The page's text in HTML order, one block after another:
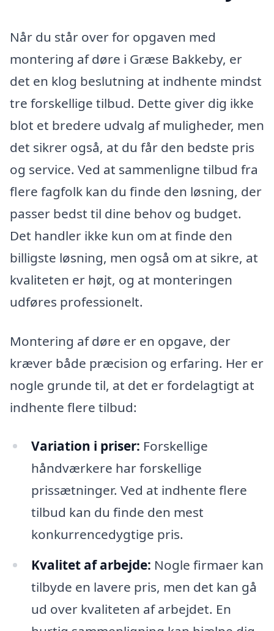
Når du står over for opgaven med
montering af døre i Græse Bakkeby, er
det en klog beslutning at indhente mindst
tre forskellige tilbud. Dette giver dig ikke
blot et bredere udvalg af muligheder, men
det sikrer også, at du får den bedste pris
og service. Ved at sammenligne tilbud fra
flere fagfolk kan du finde den løsning, der
passer bedst til dine behov og budget.
Det handler ikke kun om at finde den
billigste løsning, men også om at sikre, at
kvaliteten er højt, og at monteringen
udføres professionelt.
Montering af døre er en opgave, der
kræver både præcision og erfaring. Her er
nogle grunde til, at det er fordelagtigt at
indhente flere tilbud:
Variation i priser: Forskellige
håndværkere har forskellige
prissætninger. Ved at indhente flere
tilbud kan du finde den mest
konkurrencedygtige pris.
Kvalitet af arbejde: Nogle firmaer kan
tilbyde en lavere pris, men det kan gå
ud over kvaliteten af arbejdet. En